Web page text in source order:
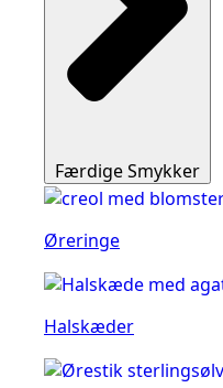
Færdige Smykker
Øreringe
Halskæder